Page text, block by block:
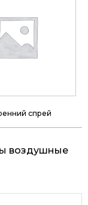
спрей
воздушные